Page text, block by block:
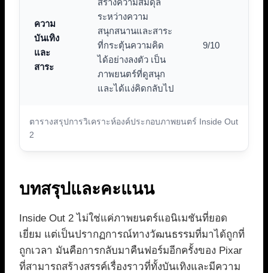
ตารางสรุปการวิเคราะห์องค์ประกอบภาพยนตร์ Inside Out
2
ความ
บันเทิง
และ
สาระ
ระหว่างความ
สนุกสนานและสาระ
ที่กระตุ้นความคิด
ได้อย่างลงตัว เป็น
ภาพยนตร์ที่ดูสนุก
และได้แง่คิดกลับไป
9/10
บทสรุปและคะแนน
Inside Out 2 ไม่ใช่แค่ภาพยนตร์แอนิเมชันที่ยอด
เยี่ยม แต่เป็นปรากฏการณ์ทางวัฒนธรรมที่มาได้ถูกที่
ถูกเวลา มันคือการกลับมาคืนฟอร์มอีกครั้งของ Pixar
ที่สามารถสร้างสรรค์เรื่องราวที่ทั้งบันเทิงและมีความ